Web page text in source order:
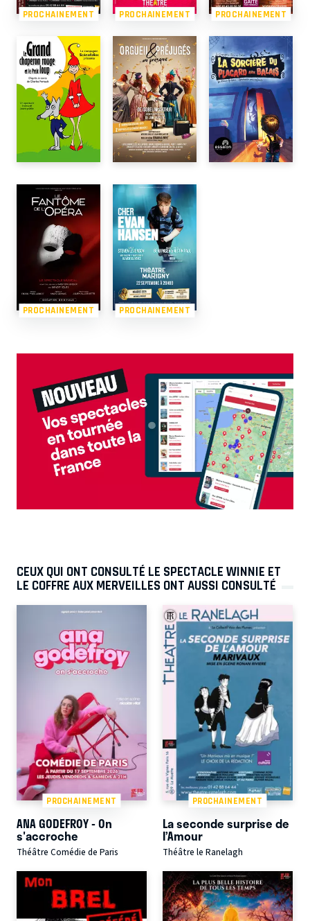
PROCHAINEMENT PROCHAINEMENT PROCHAINEMENT
PROCHAINEMENT PROCHAINEMENT
CEUX QUI ONT CONSULTÉ LE SPECTACLE WINNIE ET
LE COFFRE AUX MERVEILLES ONT AUSSI CONSULTÉ
PROCHAINEMENT
ANA GODEFROY - On
s'accroche
Théâtre Comédie de Paris
PROCHAINEMENT
La seconde surprise de
l’Amour
Théâtre le Ranelagh